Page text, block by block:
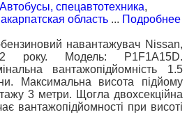
спецавтотехника,
область ... Подробнее
бензиновий навантажувач Nissan,
року. Модель: P1F1A15D.
вантажопідйомність 1.5
Максимальна висота підйому
3 метри. Щогла двохсекційна
вантажопідйомності при висоті